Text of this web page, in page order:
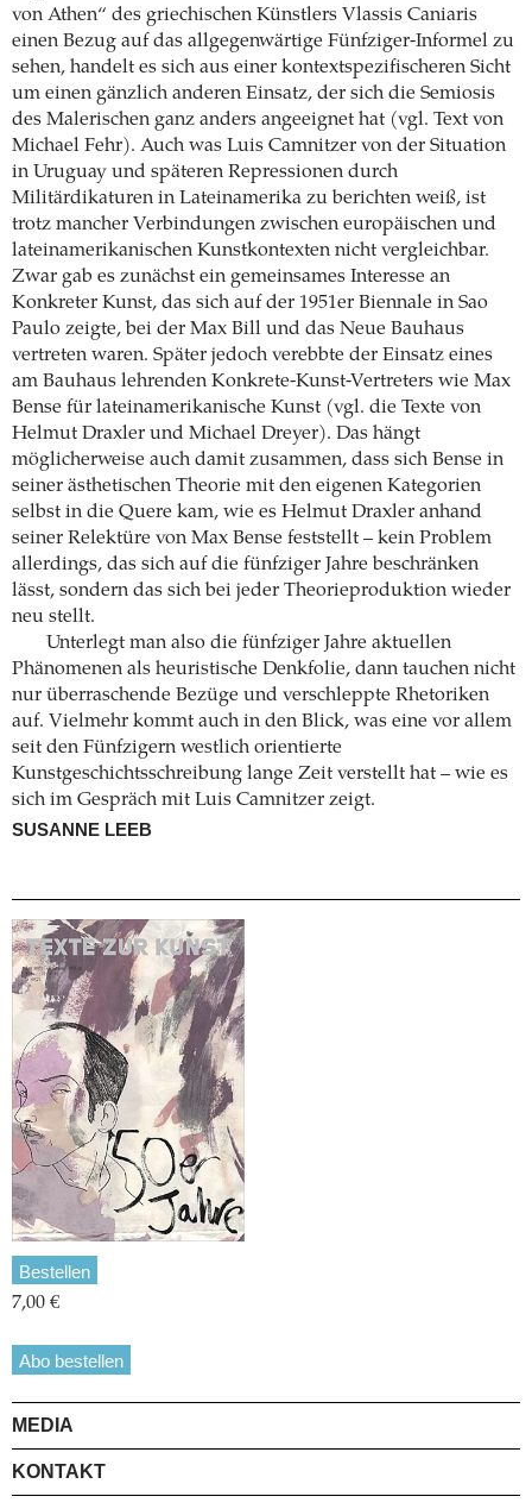
von Athen“ des griechischen Künstlers Vlassis Caniaris
einen Bezug auf das allgegenwärtige Fünfziger-Informel zu
sehen, handelt es sich aus einer kontextspezifischeren Sicht
um einen gänzlich anderen Einsatz, der sich die Semiosis
des Malerischen ganz anders angeeignet hat (vgl. Text von
Michael Fehr). Auch was Luis Camnitzer von der Situation
in Uruguay und späteren Repressionen durch
Militärdikaturen in Lateinamerika zu berichten weiß, ist
trotz mancher Verbindungen zwischen europäischen und
lateinamerikanischen Kunstkontexten nicht vergleichbar.
Zwar gab es zunächst ein gemeinsames Interesse an
Konkreter Kunst, das sich auf der 1951er Biennale in Sao
Paulo zeigte, bei der Max Bill und das Neue Bauhaus
vertreten waren. Später jedoch verebbte der Einsatz eines
am Bauhaus lehrenden Konkrete-Kunst-Vertreters wie Max
Bense für lateinamerikanische Kunst (vgl. die Texte von
Helmut Draxler und Michael Dreyer). Das hängt
möglicherweise auch damit zusammen, dass sich Bense in
seiner ästhetischen Theorie mit den eigenen Kategorien
selbst in die Quere kam, wie es Helmut Draxler anhand
seiner Relektüre von Max Bense feststellt – kein Problem
allerdings, das sich auf die fünfziger Jahre beschränken
lässt, sondern das sich bei jeder Theorieproduktion wieder
neu stellt.
Unterlegt man also die fünfziger Jahre aktuellen
Phänomenen als heuristische Denkfolie, dann tauchen nicht
nur überraschende Bezüge und verschleppte Rhetoriken
auf. Vielmehr kommt auch in den Blick, was eine vor allem
seit den Fünfzigern westlich orientierte
Kunstgeschichtsschreibung lange Zeit verstellt hat – wie es
sich im Gespräch mit Luis Camnitzer zeigt.
SUSANNE LEEB
Bestellen
7,00 €
Abo bestellen
MEDIA
KONTAKT